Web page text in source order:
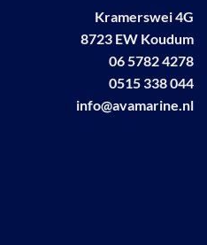
productpagina
Kramerswei 4G
8723 EW Koudum
06 5782 4278
0515 338 044
info@avamarine.nl